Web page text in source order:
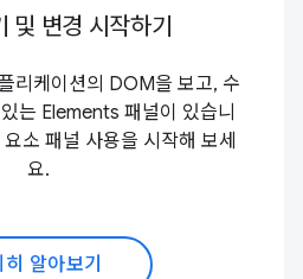
및 변경 시작하기
리케이션의 DOM을 보고, 수
는 Elements 패널이 있습니
소 패널 사용을 시작해 보세
요.
히 알아보기